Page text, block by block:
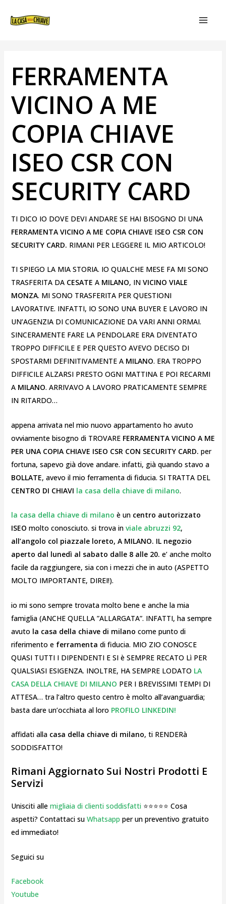
FERRAMENTA
VICINO A ME
COPIA CHIAVE
ISEO CSR CON
SECURITY CARD
TI DICO IO DOVE DEVI ANDARE SE HAI BISOGNO DI UNA
FERRAMENTA VICINO A ME COPIA CHIAVE ISEO CSR CON
SECURITY CARD. RIMANI PER LEGGERE IL MIO ARTICOLO!
TI SPIEGO LA MIA STORIA. IO QUALCHE MESE FA MI SONO
TRASFERITA DA CESATE A MILANO, IN VICINO VIALE
MONZA. MI SONO TRASFERITA PER QUESTIONI
LAVORATIVE. INFATTI, IO SONO UNA BUYER E LAVORO IN
UN’AGENZIA DI COMUNICAZIONE DA VARI ANNI ORMAI.
SINCERAMENTE FARE LA PENDOLARE ERA DIVENTATO
TROPPO DIFFICILE E PER QUESTO AVEVO DECISO DI
SPOSTARMI DEFINITIVAMENTE A MILANO. ERA TROPPO
DIFFICILE ALZARSI PRESTO OGNI MATTINA E POI RECARMI
A MILANO. ARRIVAVO A LAVORO PRATICAMENTE SEMPRE
IN RITARDO…
appena arrivata nel mio nuovo appartamento ho avuto
ovviamente bisogno di TROVARE FERRAMENTA VICINO A ME
PER UNA COPIA CHIAVE ISEO CSR CON SECURITY CARD. per
fortuna, sapevo già dove andare. infatti, già quando stavo a
BOLLATE, avevo il mio ferramenta di fiducia. SI TRATTA DEL
CENTRO DI CHIAVI la casa della chiave di milano.
la casa della chiave di milano è uncentro autorizzato
ISEO molto conosciuto. si trova in viale abruzzi 92,
all’angolo col piazzale loreto, A MILANO. IL negozio
aperto dal lunedì al sabato dalle 8 alle 20. e’ anche molto
facile da raggiungere, sia con i mezzi che in auto (ASPETTO
MOLTO IMPORTANTE, DIREI!).
io mi sono sempre trovata molto bene e anche la mia
famiglia (ANCHE QUELLA ”ALLARGATA”. INFATTI, ha sempre
avuto la casa della chiave di milano come punto di
riferimento e ferramenta di fiducia. MIO ZIO CONOSCE
QUASI TUTTI I DIPENDENTI E SI è SEMPRE RECATO Lì PER
QUALSIASI ESIGENZA. INOLTRE, HA SEMPRE LODATO LA
CASA DELLA CHIAVE DI MILANO PER I BREVISSIMI TEMPI DI
ATTESA… tra l’altro questo centro è molto all’avanguardia;
basta dare un’occhiata al loro PROFILO LINKEDIN!
affidati alla casa della chiave di milano, ti RENDERà
SODDISFATTO!
Rimani Aggiornato Sui Nostri Prodotti E
Servizi
Unisciti alle migliaia di clienti soddisfatti⭐⭐⭐⭐⭐ Cosa
aspetti? Contattaci su Whatsapp per un preventivo gratuito
ed immediato!
Seguici su
Facebook
Youtube
ARTICOLI